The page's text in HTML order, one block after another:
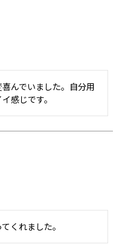
んでいました。自分用
感じです。
くれました。